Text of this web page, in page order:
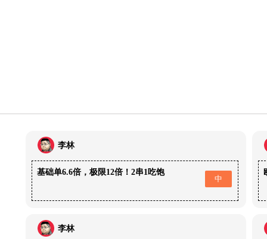
李林
基础单6.6倍，极限12倍！2串1吃饱
中
李林